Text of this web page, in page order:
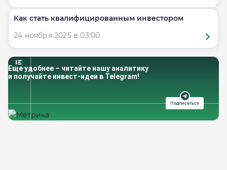
Как стать квалифицированным инвестором
24 ноября 2025 в 03:00
Еще удобнее – читайте нашу аналитику
и получайте инвест-идеи в Telegram!
Подписаться